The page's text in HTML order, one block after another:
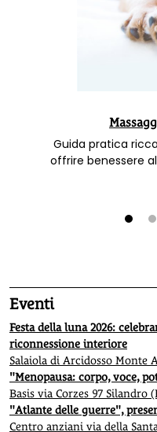
Guida pratica
Eventi
Festa della luna 2026:
riconnessione interiore
Salaiola di Arcidosso Monte
"Menopausa: corpo, voce,
Basis via Corzes 97 Silandro
"Atlante delle guerre",
Centro anziani via della